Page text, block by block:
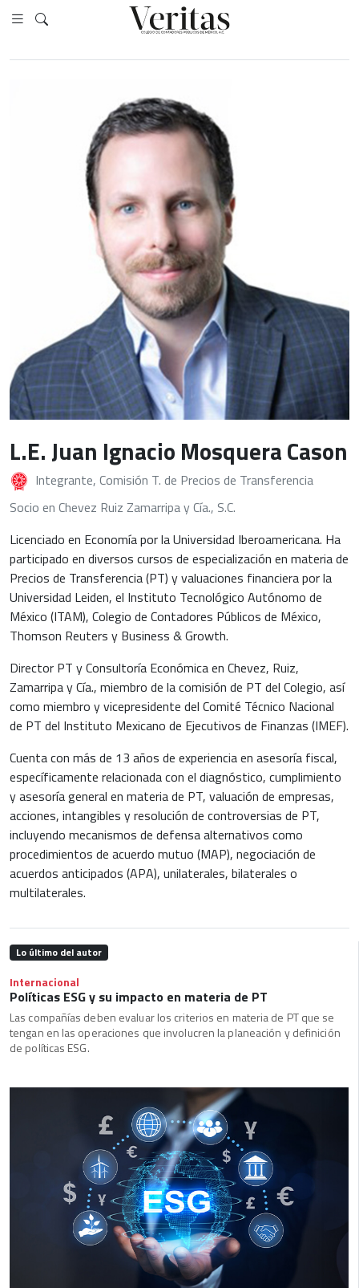
L.E. Juan Ignacio Mosquera Cason
Integrante, Comisión T. de Precios de Transferencia
Socio en Chevez Ruiz Zamarripa y Cía., S.C.
Licenciado en Economía por la Universidad Iberoamericana. Ha
participado en diversos cursos de especialización en materia de
Precios de Transferencia (PT) y valuaciones financiera por la
Universidad Leiden, el Instituto Tecnológico Autónomo de
México (ITAM), Colegio de Contadores Públicos de México,
Thomson Reuters y Business & Growth.
Director PT y Consultoría Económica en Chevez, Ruiz,
Zamarripa y Cía., miembro de la comisión de PT del Colegio, así
como miembro y vicepresidente del Comité Técnico Nacional
de PT del Instituto Mexicano de Ejecutivos de Finanzas (IMEF).
Cuenta con más de 13 años de experiencia en asesoría fiscal,
específicamente relacionada con el diagnóstico, cumplimiento
y asesoría general en materia de PT, valuación de empresas,
acciones, intangibles y resolución de controversias de PT,
incluyendo mecanismos de defensa alternativos como
procedimientos de acuerdo mutuo (MAP), negociación de
acuerdos anticipados (APA), unilaterales, bilaterales o
multilaterales.
Lo último del autor
Internacional
Políticas ESG y su impacto en materia de PT
Las compañías deben evaluar los criterios en materia de PT que se
tengan en las operaciones que involucren la planeación y definición
de políticas ESG.